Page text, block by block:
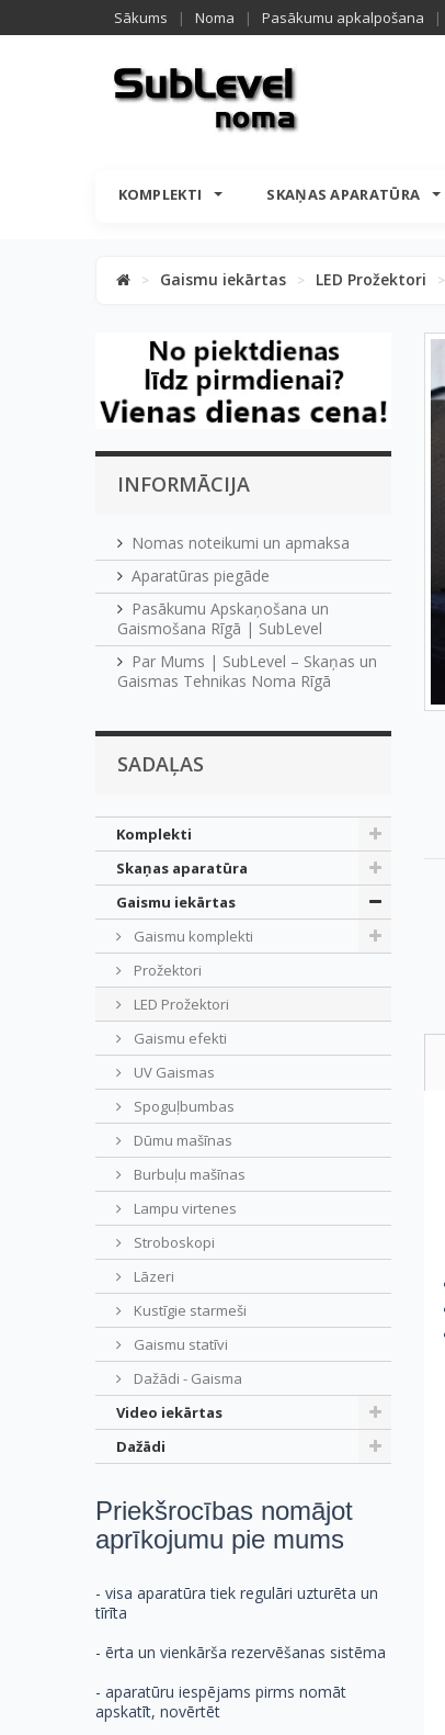
Sākums | Noma | Pasākumu apkalpošana |
KOMPLEKTI SKAŅAS APARATŪRA
> Gaismu iekārtas > LED Prožektori >
INFORMĀCIJA
Nomas noteikumi un apmaksa
Aparatūras piegāde
Pasākumu Apskaņošana un
Gaismošana Rīgā | SubLevel
Par Mums | SubLevel – Skaņas un
Gaismas Tehnikas Noma Rīgā
SADAĻAS
Komplekti
Skaņas aparatūra
Gaismu iekārtas
Gaismu komplekti
Prožektori
LED Prožektori
Gaismu efekti
UV Gaismas
Spoguļbumbas
Dūmu mašīnas
Burbuļu mašīnas
Lampu virtenes
Stroboskopi
Lāzeri
Kustīgie starmeši
Gaismu statīvi
Dažādi - Gaisma
Video iekārtas
Dažādi
Priekšrocības nomājot
aprīkojumu pie mums
- visa aparatūra tiek regulāri uzturēta un
tīrīta
- ērta un vienkārša rezervēšanas sistēma
- aparatūru iespējams pirms nomāt
apskatīt, novērtēt